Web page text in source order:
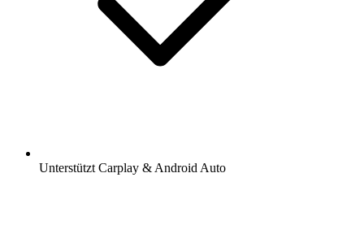
Unterstützt Carplay & Android Auto